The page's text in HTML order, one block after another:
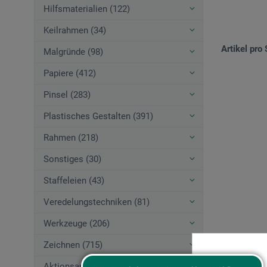
Hilfsmaterialien (122)
Keilrahmen (34)
Malgründe (98)
Papiere (412)
Pinsel (283)
Plastisches Gestalten (391)
Rahmen (218)
Sonstiges (30)
Staffeleien (43)
Veredelungstechniken (81)
Werkzeuge (206)
Zeichnen (715)
Artikel pro